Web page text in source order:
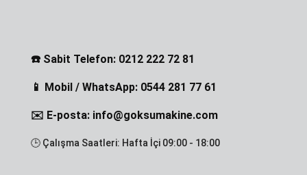
☎️ Sabit Telefon: 0212 222 72 81
📱 Mobil / WhatsApp: 0544 281 77 61
✉️ E-posta: info@goksumakine.com
🕒 Çalışma Saatleri: Hafta İçi 09:00 - 18:00